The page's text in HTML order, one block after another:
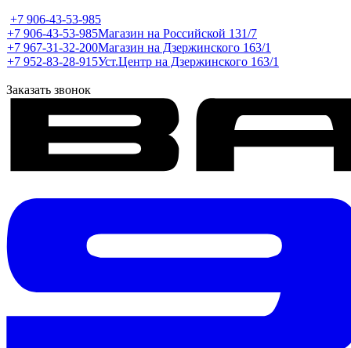
+7 906-43-53-985
+7 906-43-53-985Магазин на Российской 131/7
+7 967-31-32-200Магазин на Дзержинского 163/1
+7 952-83-28-915Уст.Центр на Дзержинского 163/1
Заказать звонок